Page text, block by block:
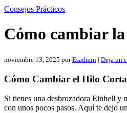
Consejos Prácticos
Cómo cambiar
noviembre 13, 2025 porEsadmin | Deja un
Cómo Cambiar el Hilo
Si tienes una desbrozadora Einhell y
con unos pocos pasos. Aquí te dejo